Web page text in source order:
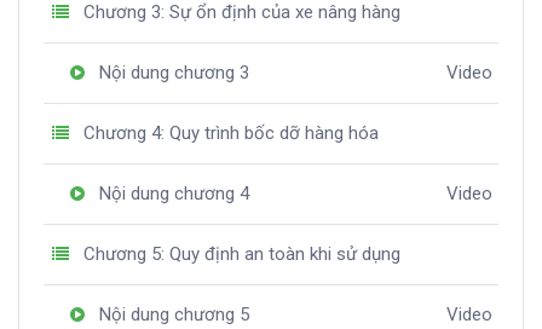
Chương 3: Sự ổn định của xe nâng hàng
Nội dung chương 3 Video
Chương 4: Quy trình bốc dỡ hàng hóa
Nội dung chương 4 Video
Chương 5: Quy định an toàn khi sử dụng
Nội dung chương 5 Video